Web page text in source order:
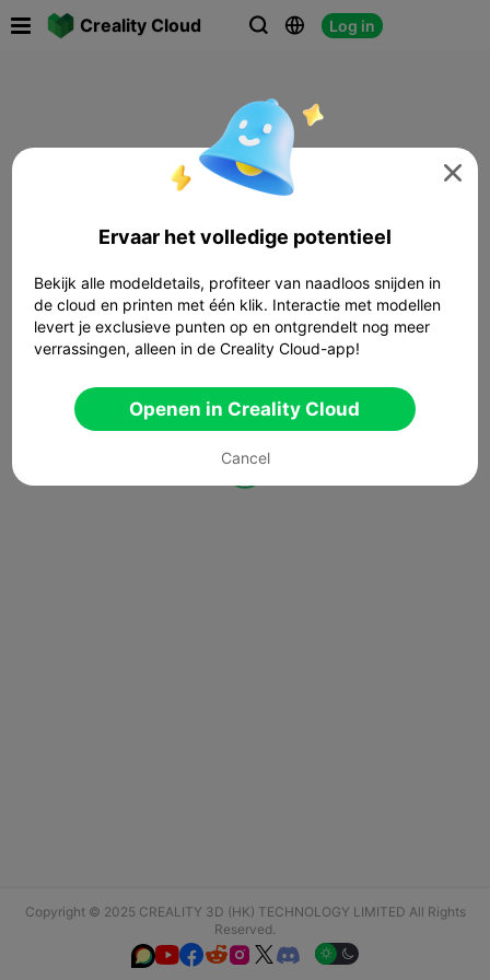
Creality Cloud   Log in
Copyright © 2025 CREALITY 3D (HK) TECHNOLOGY LIMITED All Rights
Reserved.
  

Ervaar het volledige potentieel
Bekijk alle modeldetails, profiteer van naadloos snijden in
de cloud en printen met één klik. Interactie met modellen
levert je exclusieve punten op en ontgrendelt nog meer
verrassingen, alleen in de Creality Cloud-app!
Openen in Creality Cloud
Cancel